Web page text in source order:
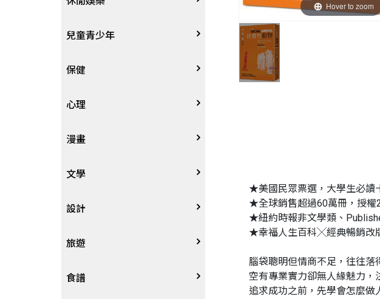
其他語言
中文
哲學
歷史地理
歷史人物傳記
兩岸國際
生涯規劃
經營管理、成功學
商學、經濟學
投資理財
人物傳記
職場工作術
技能檢定
電玩攻略
其他
天文地理
物理化學
科普
數學
航空
體育運動
音樂、樂譜
繪畫/書法
攝影
電影
棋藝桌遊
寵物
時尚、瘦身、芳療
兒童青少年
0~3歲
4~8歲
8~12歲
12~18歲
遊戲書
英語書
教育教養
保健
家庭、親子
疾病養生
醫療人文
心理
心理學
勵志成長
人際關係
生老病死
漫畫
漫畫
圖文繪本
限制級漫畫
文學
中文文學
中文詩詞
武俠小說
設計
藝術設計
居家佈置
旅遊
台灣
食譜
Hover to zoom
★美國民眾票選，大學生必讀
★全球銷售超過60萬冊，授權
★紐約時報非文學類、
★幸福人生百科╳經典暢銷改
腦袋聰明但情商不足，往往落
空有專業實力卻無人緣魅力，
追求成功之前，先學會怎麼做